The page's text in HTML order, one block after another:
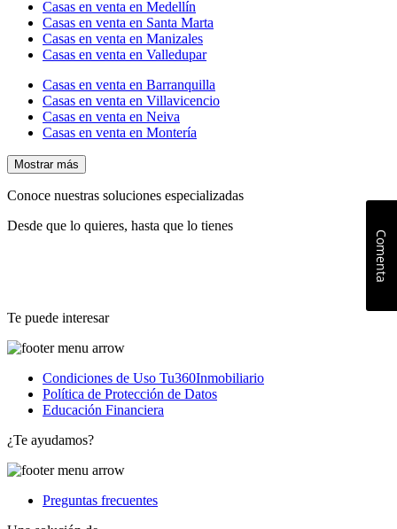
Casas en venta en Medellín
Casas en venta en Santa Marta
Casas en venta en Manizales
Casas en venta en Valledupar
Casas en venta en Barranquilla
Casas en venta en Villavicencio
Casas en venta en Neiva
Casas en venta en Montería
Mostrar más
Conoce nuestras soluciones especializadas
Desde que lo quieres, hasta que lo tienes
Te puede interesar
Condiciones de Uso Tu360Inmobiliario
Política de Protección de Datos
Educación Financiera
¿Te ayudamos?
Preguntas frecuentes
Comenta